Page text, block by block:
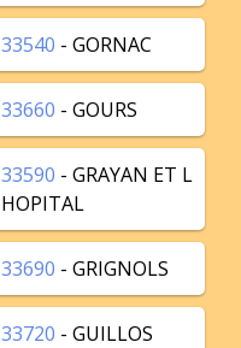
33540 - GORNAC
33660 - GOURS
33590 - GRAYAN ET L
HOPITAL
33690 - GRIGNOLS
33720 - GUILLOS